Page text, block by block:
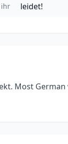
ihr leidet!
Most German